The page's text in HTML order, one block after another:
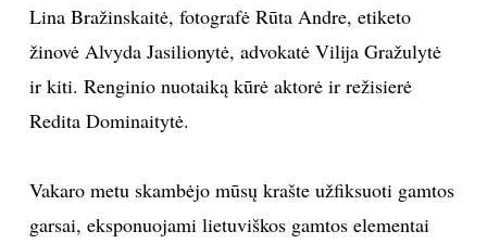
ORAI
ĮDOMYBĖS
KNYGOS
Lina Bražinskaitė, fotografė Rūta Andre, etiketo
žinovė Alvyda Jasilionytė, advokatė Vilija Gražulytė
ir kiti. Renginio nuotaiką kūrė aktorė ir režisierė
Redita Dominaitytė.
Vakaro metu skambėjo mūsų krašte užfiksuoti gamtos
garsai, eksponuojami lietuviškos gamtos elementai